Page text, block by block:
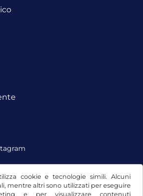
cookie e tecnologie simili. Alcuni
mentre altri sono utilizzati per eseguire
e per visualizzare contenuti